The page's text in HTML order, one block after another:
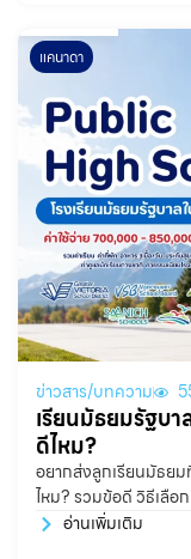
แคนาดา
ข่าวสาร/บทความ
เรียนมัธยมรัฐบ
ดีไหม?
อยากส่งลูกเรียนมัธย
ไหม? รวมข้อดี วิธีเลือ
ความนิยมอย่างมากส
อ่านเพิ่มเติม